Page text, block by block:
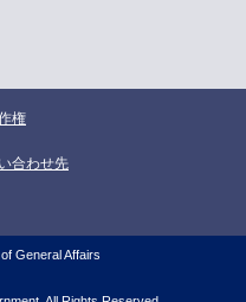
権
合わせ先
General Affairs